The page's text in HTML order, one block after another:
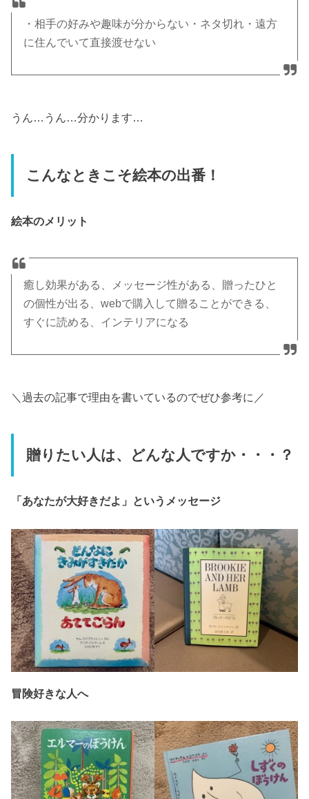
・相手の好みや趣味が分からない・ネタ切れ・遠方
に住んでいて直接渡せない
うん…うん…分かります…
こんなときこそ絵本の出番！
絵本のメリット
癒し効果がある、メッセージ性がある、贈ったひと
の個性が出る、webで購入して贈ることができる、
すぐに読める、インテリアになる
＼過去の記事で理由を書いているのでぜひ参考に／
贈りたい人は、どんな人ですか・・・？
「あなたが大好きだよ」というメッセージ
冒険好きな人へ